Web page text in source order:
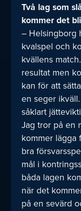
Två lag som
kommer det
– Helsingborg
kvalspel och
kvällens
resultat men
kan för att
en seger
såklart
Jag tror på en
kommer lägga
bra
mål i
båda lagen
när det
på en sevärd